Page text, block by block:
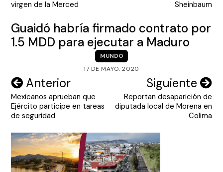
entradas
virgen de la Merced
Sheinbaum
Guaidó habría firmado contrato por
1.5 MDD para ejecutar a Maduro
MUNDO
17 DE MAYO, 2020
Navegación
de
entradas
Anterior
Mexicanos aprueban que
Ejército participe en tareas
de seguridad
Siguiente
Reportan desaparición de
diputada local de Morena en
Colima